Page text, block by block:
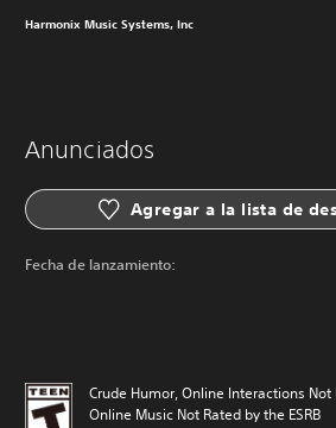
Harmonix Music Systems, Inc
Anunciados
Agregar a la lista de
Fecha de lanzamiento:
Crude Humor, Online Interactions Not
Online Music Not Rated by the ESRB